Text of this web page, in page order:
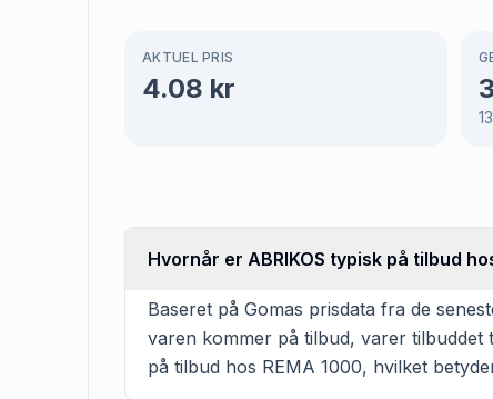
AKTUEL PRIS
4.08 kr
Hvornår er ABRIKOS typisk på tilbud
Baseret på Gomas prisdata fra de
varen kommer på tilbud, varer tilbuddet
på tilbud hos REMA 1000, hvilket